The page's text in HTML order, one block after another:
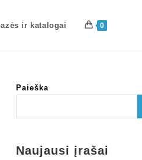
ir katalogai 0
Paieška
Naujausi įrašai